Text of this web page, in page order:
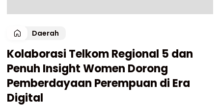
Daerah
Kolaborasi Telkom Regional 5 dan
Penuh Insight Women Dorong
Pemberdayaan Perempuan di Era
Digital